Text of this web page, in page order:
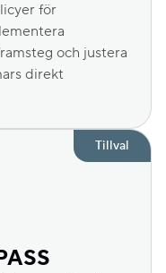
för
och justera
direkt
Tillval